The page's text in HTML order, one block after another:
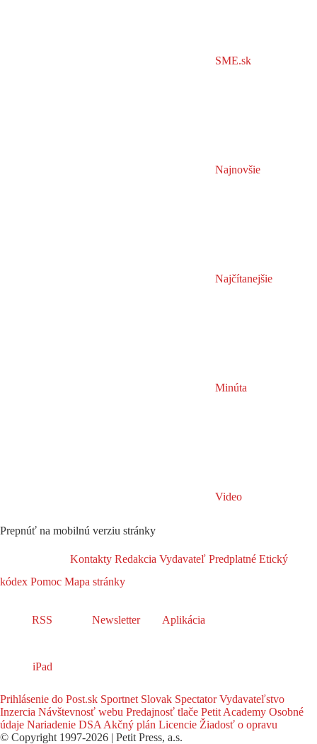
SME.sk
Najnovšie
Najčítanejšie
Minúta
Video
Prepnúť na mobilnú verziu stránky
Kontakty Redakcia Vydavateľ Predplatné Etický
kódex Pomoc Mapa stránky
RSS Newsletter Aplikácia
iPad
Prihlásenie do Post.sk Sportnet Slovak SpectatorVydavateľstvo
Inzercia Návštevnosť webu Predajnosť tlače Petit Academy Osobné
údaje Nariadenie DSA Akčný plán Licencie Žiadosť o opravu
© Copyright 1997-2026 | Petit Press, a.s.